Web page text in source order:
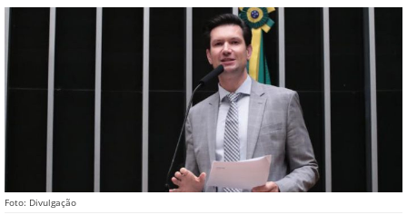
Foto: Divulgação